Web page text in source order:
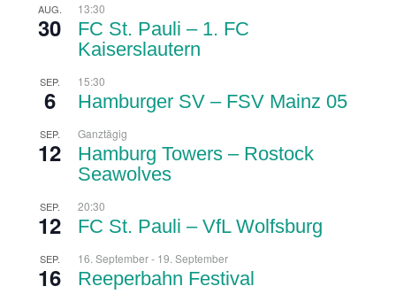
AUG.
30
13:30
FC St. Pauli – 1. FC
Kaiserslautern
SEP.
6
15:30
Hamburger SV – FSV Mainz 05
SEP.
12
Ganztägig
Hamburg Towers – Rostock
Seawolves
SEP.
12
20:30
FC St. Pauli – VfL Wolfsburg
SEP.
16
16. September- 19. September
Reeperbahn Festival